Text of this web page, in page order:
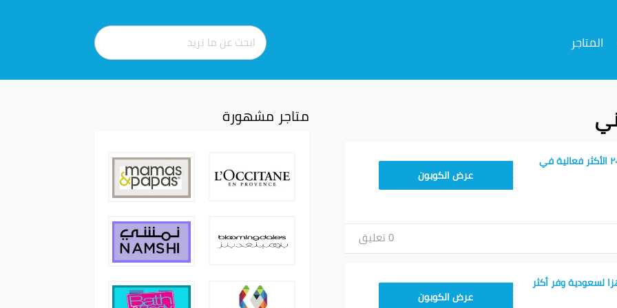
المتاجر
كوبون خصم جاهز ٢٠٢٦ الأكثر فعالية في
عرض الكوبون
0 تعليق
لسعودية وفر أكثر
عرض الكوبون
متاجر مشهورة